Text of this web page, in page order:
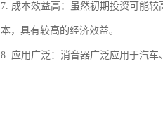
7. 成本效益高：虽然初期投资可能
本，具有较高的经济效益。
8. 应用广泛：消音器广泛应用于汽车